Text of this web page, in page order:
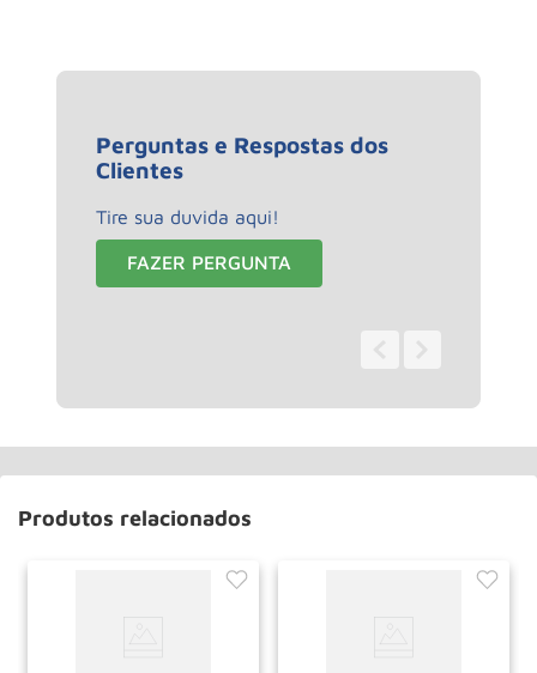
Perguntas e Respostas dos
Clientes
Tire sua duvida aqui!
FAZER PERGUNTA
Produtos relacionados